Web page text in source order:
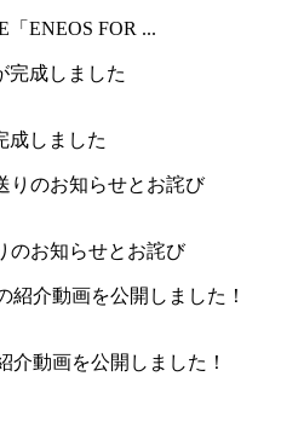
「ENEOS FOR ...
成しました
のお知らせとお詫び
介動画を公開しました！